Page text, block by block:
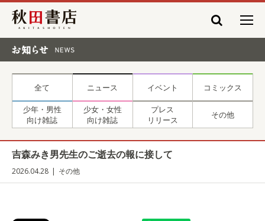
秋田書店
全て ニュース イベント コミックス
少年・男性
向け雑誌
少女・女性
向け雑誌
プレス
リリース
その他
吉森みき男先生のご逝去の報に接して
2026.04.28 その他